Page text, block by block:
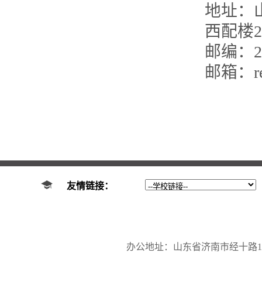
地址：
西配楼
邮编：
邮箱：
友情链接：
办公地址：山东省济南市经十路